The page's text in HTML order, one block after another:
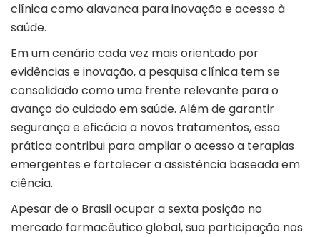
clínica como alavanca para inovação e acesso à
saúde.
Em um cenário cada vez mais orientado por
evidências e inovação, a pesquisa clínica tem se
consolidado como uma frente relevante para o
avanço do cuidado em saúde. Além de garantir
segurança e eficácia a novos tratamentos, essa
prática contribui para ampliar o acesso a terapias
emergentes e fortalecer a assistência baseada em
ciência.
Apesar de o Brasil ocupar a sexta posição no
mercado farmacêutico global, sua participação nos